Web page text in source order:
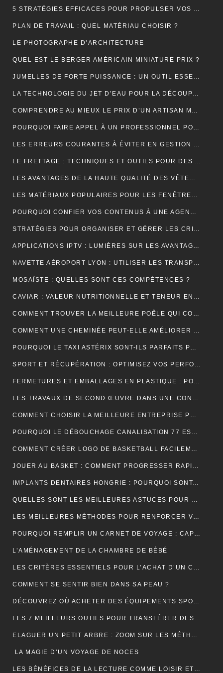
5 STRATÉGIES EFFICACES POUR PROPULSER VOS VENTES EN LIGNE
PLAN DE TRAVAIL : QUEL MATÉRIAU CHOISIR ?
LE PHOTOGRAPHE D’ARCHITECTURE
QUEL EST LE BERGER AMÉRICAIN MINIATURE PRIX ?
JUMELLES DE FORTE PUISSANCE : UN OUTIL ESSENTIEL POUR LE CAMPING
LA TECHNOLOGIE DU JET D’EAU POUR LA DÉCOUPE DES MATÉRIAUX SOLIDES
COMPRENDRE AU MIEUX LE PRIX D’UN ARTISAN MAÇON
POURQUOI FAIRE APPEL À UN PROFESSIONNEL POUR LE DÉBOUCHAGE TOILETTE YVELINES ?
LES ERREURS COURANTES À ÉVITER EN GESTION LOCATIVE ET COMMENT LES PRÉVENIR AVEC UN OUTIL EN LIGNE
LE FRETTAGE : TECHNIQUES ET OUTILS POUR DES ASSEMBLAGES PARFAITS
LES AVANTAGES DE LA HAUTE QUALITÉ DES VÊTEMENTS DE SPORT
LES MATÉRIAUX POPULAIRES POUR LES FENÊTRES DE TOIT : AVANTAGES ET INCONVÉNIENTS
POURQUOI CONFIER VOS CONTENUS À UNE AGENCE DE RÉDACTION ? LA CLÉ DU SUCCÈS EN LIGNE
STRATÉGIES POUR ORGANISER ET GÉRER LES CRISES DANS UNE ENTREPRISE
APPLICATIONS IPTV : LUMIÈRES SUR LES AVANTAGES DE LEUR UTILISATION
NAVETTE AÉROPORT LYON : UTILISER LES TRANSPORTS PUBLICS ET TAXIS
MOSAÏSTE : QUELLES SONT CES COMPÉTENCES ?
CAVIAR : VALEUR NUTRITIONNELLE ET TENEUR EN SODIUM
COMMENT TROUVER LA MEILLEURE POÊLE QUI CONVIENT À VOTRE MAISON ?
COMMENT UNE CHEMINÉE PEUT-ELLE AMÉLIORER LE CONFORT ET L’ESTHÉTIQUE DE VOTRE MAISON ?
POURQUOI LE TAXI ASTÉRIX SONT-ILS PARFAITS POUR LES TOURISTES ?
SPORT ET RÉCUPÉRATION : OPTIMISEZ VOS PERFORMANCES AVEC LES HUILES CBD À PARIS
FERMETURES ET EMBALLAGES EN PLASTIQUE : POUR UNE PROTECTION OPTIMALE DE VOS PRODUITS
LES TRAVAUX DE SECOND ŒUVRE DANS UNE CONSTRUCTION DE MAISON
COMMENT CHOISIR LA MEILLEURE ENTREPRISE POUR VOTRE DÉMÉNAGEMENT PARIS MARSEILLE?
POURQUOI LE DÉBOUCHAGE CANALISATION 77 EST-IL ESSENTIEL POUR ÉVITER LES DÉSAGRÉMENTS MAJEURS ?
COMMENT CRÉER LOGO DE BASKETBALL FACILEMENT ET EFFICACEMENT ?
JOUER AU BASKET : COMMENT PROGRESSER RAPIDEMENT EN TECHNIQUE ?
IMPLANTS DENTAIRES HONGRIE : POURQUOI SONT-ILS LA SOLUTION IDÉALE POUR UN SOURIRE PARFAIT ET ABORDABLE ?
QUELLES SONT LES MEILLEURES ASTUCES POUR UN DÉMÉNAGEMENT ÎLE DE FRANCE RÉUSSI ET SANS TRACAS ?
LES MEILLEURES MÉTHODES POUR RENFORCER VOS ONGLES FRAGILES
POURQUOI REMPLIR UN CARNET DE VOYAGE : CAPTURER L’ÂME DE VOS AVENTURES
L’AMÉNAGEMENT DE LA CHAMBRE DE BÉBÉ
LES CRITÈRES ESSENTIELS POUR L’ACHAT D’UN CÂBLE TYPE 2 POUR VÉHICULES ÉLECTRIQUES
COMMENT SE SENTIR BIEN DANS SA PEAU ?
DÉCOUVREZ OÙ ACHETER DES ÉQUIPEMENTS SPORTIFS DE QUALITÉ EN LIGNE
LES 7 MEILLEURS OUTILS POUR TRANSFÉRER DES DONNÉES D’ANDROID VERS MAC
ELAGUER UN PETIT ARBRE : ZOOM SUR LES MÉTHODES À ADOPTER
LA MAGIE D’UN VOYAGE DE NOCES
LES BÉNÉFICES DE LA LECTURE COMME LOISIR ET SON IMPACT SUR LA COGNITION